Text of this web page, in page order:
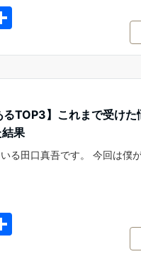
共
るTOP3】これまで受けた
果
る田口真吾です。 今回は僕
共